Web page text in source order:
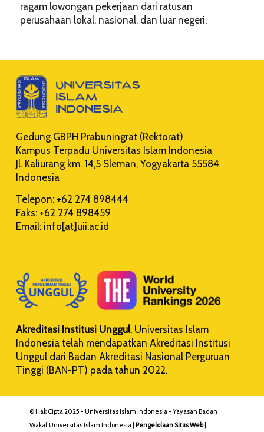
ragam lowongan pekerjaan dari ratusan
perusahaan lokal, nasional, dan luar negeri.
Gedung GBPH Prabuningrat (Rektorat)
Kampus Terpadu Universitas Islam Indonesia
Jl. Kaliurang km. 14,5 Sleman, Yogyakarta 55584
Indonesia
Telepon: +62 274 898444
Faks: +62 274 898459
Email: info[at]uii.ac.id
Akreditasi Institusi Unggul. Universitas Islam
Indonesia telah mendapatkan Akreditasi Institusi
Unggul dari Badan Akreditasi Nasional Perguruan
Tinggi (BAN-PT) pada tahun 2022.
© Hak Cipta 2025 - Universitas Islam Indonesia - Yayasan Badan
Wakaf Universitas Islam Indonesia | Pengelolaan Situs Web|